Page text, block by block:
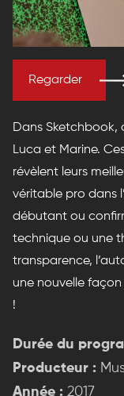
Regarder
Dans Sketchbook,
Luca et Marine.
révèlent leurs
véritable pro dans
débutant ou
technique ou une
transparence,
une nouvelle
!
Durée du
Producteur :
Année : 2017